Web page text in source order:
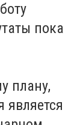
пока
плану,